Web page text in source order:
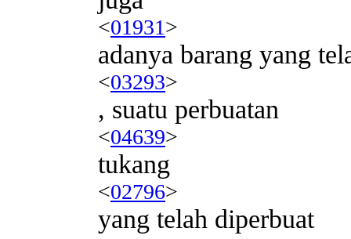
<01931>
adanya barang yang
<03293>
, suatu perbuatan
<04639>
tukang
<02796>
yang telah diperbuat